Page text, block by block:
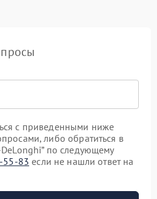
с приведенными ниже
либо обратиться в
по следующему
55-83 если не нашли ответ на